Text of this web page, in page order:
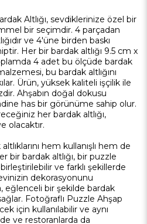
Altlığı, sevdiklerinize özel bir
bir seçimdir. 4 parçadan
ve 4'üne birden baskı
Her bir bardak altlığı 9.5 cm x
4 adet bu ölçüde bardak
bu bardak altlığını
Ürün, yüksek kaliteli işçilik ile
Ahşabın doğal dokusu
has bir görünüme sahip olur.
her bardak altlığı,
olacaktır.
hem kullanışlı hem de
bir bardak altlığı, bir puzzle
ve farklı şekillerde
dekorasyonunu
eğlenceli bir şekilde bardak
Fotoğraflı Puzzle Ahşap
için kullanılabilir ve aynı
ve restoranlarda da